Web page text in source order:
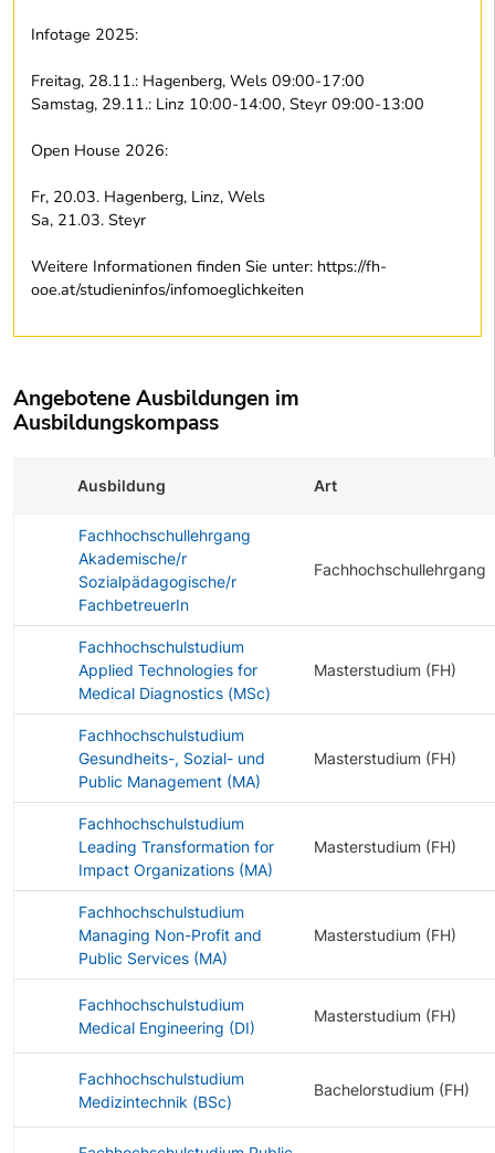
Infotage 2025:
Freitag, 28.11.: Hagenberg, Wels 09:00-17:00
Samstag, 29.11.: Linz 10:00-14:00, Steyr 09:00-13:00
Open House 2026:
Fr, 20.03. Hagenberg, Linz, Wels
Sa, 21.03. Steyr
Weitere Informationen finden Sie unter: https://fh-
ooe.at/studieninfos/infomoeglichkeiten
Angebotene Ausbildungen im
Ausbildungskompass
Ausbildung Art
Fachhochschullehrgang
Akademische/r
Sozialpädagogische/r
FachbetreuerIn
Fachhochschullehrgang
Fachhochschulstudium
Applied Technologies for
Medical Diagnostics (MSc)
Masterstudium (FH)
Fachhochschulstudium
Gesundheits-, Sozial- und
Public Management (MA)
Masterstudium (FH)
Fachhochschulstudium
Leading Transformation for
Impact Organizations (MA)
Masterstudium (FH)
Fachhochschulstudium
Managing Non-Profit and
Public Services (MA)
Masterstudium (FH)
Fachhochschulstudium
Medical Engineering (DI)
Masterstudium (FH)
Fachhochschulstudium
Medizintechnik (BSc)
Bachelorstudium (FH)